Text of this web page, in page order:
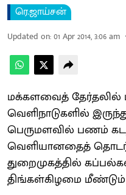
ரெ.ஜாய்சன்
Updated on:01 Apr 2014, 3:06 am
மக்களவைத் தேர்தலில்
வெளிநாடுகளில்
பெருமளவில் பணம்
வெளியானதைத்
துறைமுகத்தில்
திங்கள்கிழமை